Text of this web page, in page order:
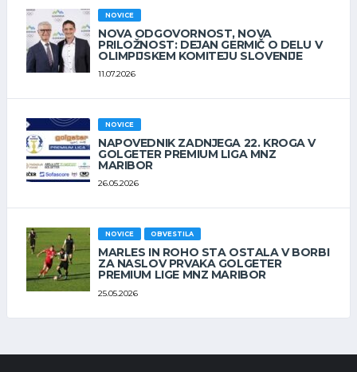
NOVICE
NOVA ODGOVORNOST, NOVA
PRILOŽNOST: DEJAN GERMIČ O DELU V
OLIMPIJSKEM KOMITEJU SLOVENIJE
11.07.2026
NOVICE
NAPOVEDNIK ZADNJEGA 22. KROGA V
GOLGETER PREMIUM LIGA MNZ
MARIBOR
26.05.2026
NOVICE OBVESTILA
MARLES IN ROHO STA OSTALA V BORBI
ZA NASLOV PRVAKA GOLGETER
PREMIUM LIGE MNZ MARIBOR
25.05.2026